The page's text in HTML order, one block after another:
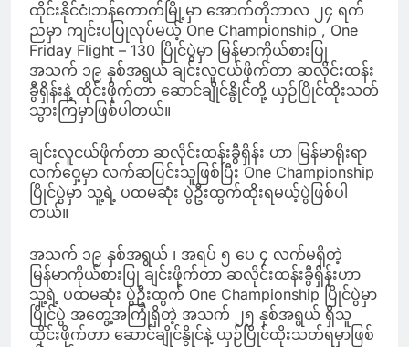
ထိုင်းနိုင်ငံ၊ဘန်ကောက်မြို့မှာ အောက်တိုဘာလ ၂၄ ရက်
ညမှာ ကျင်းပပြုလုပ်မယ့် One Championship , One
Friday Flight – 130 ပြိုင်ပွဲမှာ မြန်မာကိုယ်စားပြု
အသက် ၁၉ နှစ်အရွယ် ချင်းလူငယ်ဖိုက်တာ ဆလိုင်းထန်း
ခွီရှိန်းနဲ့ ထိုင်းဖိုက်တာ ဆောင်ချိုင်နွိုင်တို့ ယှဉ်ပြိုင်ထိုးသတ်
သွားကြမှာဖြစ်ပါတယ်။
ချင်းလူငယ်ဖိုက်တာ ဆလိုင်းထန်းခွီရှိန်း ဟာ မြန်မာရိုးရာ
လက်ဝှေ့မှာ လက်ဆပြင်းသူဖြစ်ပြီး One Championship
ပြိုင်ပွဲမှာ သူ့ရဲ့ ပထမဆုံး ပွဲဦးထွက်ထိုးရမယ့်ပွဲဖြစ်ပါ
တယ်။
အသက် ၁၉ နှစ်အရွယ် ၊ အရပ် ၅ ပေ ၄ လက်မရှိတဲ့
မြန်မာကိုယ်စားပြု ချင်းဖိုက်တာ ဆလိုင်းထန်းခွီရှိန်းဟာ
သူ့ရဲ့ ပထမဆုံး ပွဲဦးထွက် One Championship ပြိုင်ပွဲမှာ
ပြိုင်ပွဲ အတွေ့အကြုံရှိတဲ့ အသက် ၂၅ နှစ်အရွယ် ရှိသူ
ထိုင်းဖိုက်တာ ဆောင်ချိုင်နွိုင်နဲ့ ယှဉ်ပြိုင်ထိုးသတ်ရမှာဖြစ်